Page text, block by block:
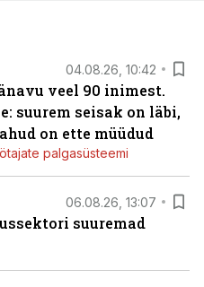
04.08.26, 10:42
veel 90 inimest.
suurem seisak on läbi,
on ette müüdud
palgasüsteemi
06.08.26, 13:07
suuremad